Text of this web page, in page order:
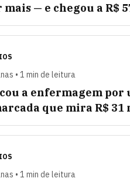
mais — e chegou a R$
• 1 min de leitura
a enfermagem por
que mira R$ 31
• 1 min de leitura